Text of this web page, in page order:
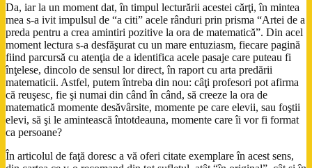
Da, iar la un moment dat, în timpul lecturării acestei cărţi, în mintea
mea s-a ivit impulsul de “a citi” acele rânduri prin prisma “Artei de a
preda pentru a crea amintiri pozitive la ora de matematică”. Din acel
moment lectura s-a desfăşurat cu un mare entuziasm, fiecare pagină
fiind parcursă cu atenţia de a identifica acele pasaje care puteau fi
înţelese, dincolo de sensul lor direct, în raport cu arta predării
matematicii. Astfel, putem întreba din nou: câţi profesori pot afirma
că reuşesc, fie şi numai din când în când, să creeze la ora de
matematică momente desăvârsite, momente pe care elevii, sau foştii
elevi, să şi le amintească întotdeauna, momente care îi vor fi format
ca persoane?
În articolul de faţă doresc a vă oferi citate exemplare în acest sens,